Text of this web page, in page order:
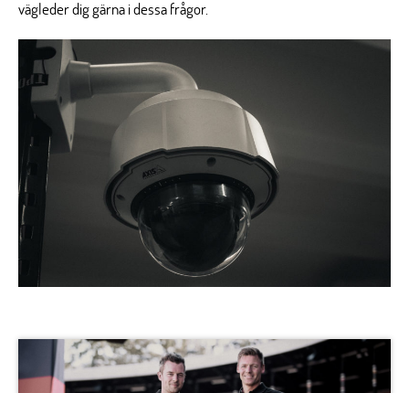
vägleder dig gärna i dessa frågor.